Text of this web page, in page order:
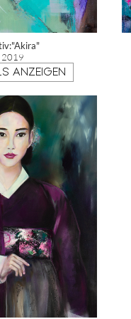
2019
ANZEIGEN